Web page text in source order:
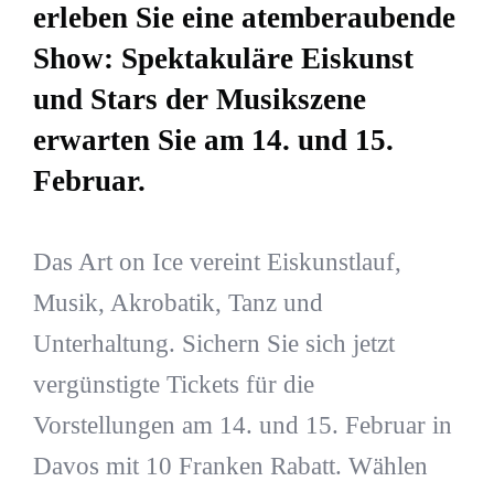
erleben Sie eine atemberaubende
Show: Spektakuläre Eiskunst
und Stars der Musikszene
erwarten Sie am 14. und 15.
Februar.
Das Art on Ice vereint Eiskunstlauf,
Musik, Akrobatik, Tanz und
Unterhaltung. Sichern Sie sich jetzt
vergünstigte Tickets für die
Vorstellungen am 14. und 15. Februar in
Davos mit 10 Franken Rabatt. Wählen